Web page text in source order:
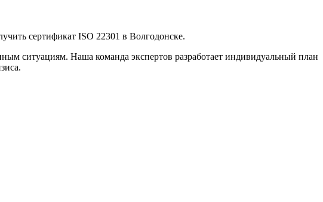
сертификат ISO 22301 в Волгодонске.
ситуациям. Наша команда экспертов разработает индивидуальный план